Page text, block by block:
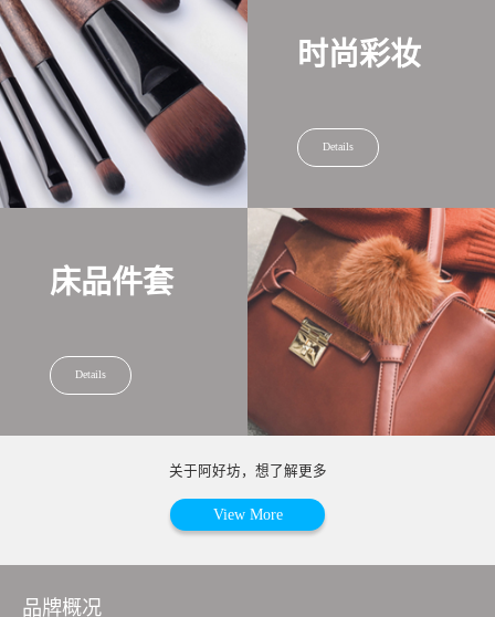
时尚彩妆
Details
床品件套
Details
关于阿好坊，想了解更多
View More
品牌概况